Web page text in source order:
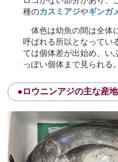
種のカスミアジやギンガ
体色は幼魚の間は全体
呼ばれる所以となってい
ては個体差が出始め、い
っぽい個体まで見られる。
●ロウニンアジの主な産